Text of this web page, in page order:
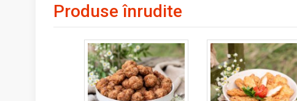
Produse înrudite